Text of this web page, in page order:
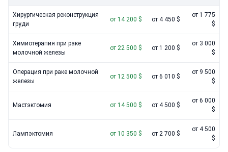
Хирургическая реконструкция
груди
от 14 200 $ от 4 450 $
от 1 775
$
Химиотерапия при раке
молочной железы
от 22 500 $ от 1 200 $
от 3 000
$
Операция при раке молочной
железы
от 12 500 $ от 6 010 $
от 9 500
$
Мастэктомия от 14 500 $ от 4 500 $
от 6 000
$
Лампэктомия от 10 350 $ от 2 700 $
от 4 500
$